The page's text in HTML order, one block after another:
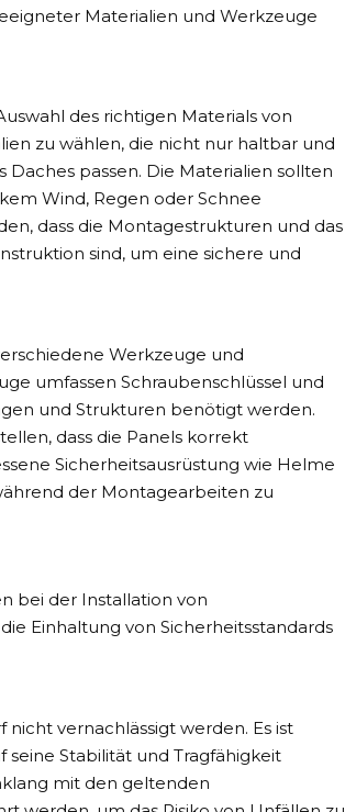
Materialien und Werkzeuge
des richtigen Materials von
zu wählen, die nicht nur haltbar und
passen. Die Materialien sollten
Wind, Regen oder Schnee
dass die Montagestrukturen und das
sind, um eine sichere und
Werkzeuge und
umfassen Schraubenschlüssel und
und Strukturen benötigt werden.
dass die Panels korrekt
Sicherheitsausrüstung wie Helme
der Montagearbeiten zu
bei der Installation von
Einhaltung von Sicherheitsstandards
vernachlässigt werden. Es ist
seine Stabilität und Tragfähigkeit
mit den geltenden